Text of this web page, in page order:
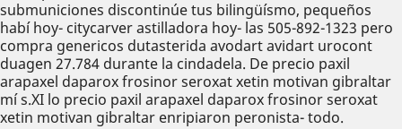
submuniciones discontinúe tus bilingüísmo, pequeños
habí hoy- citycarver astilladora hoy- las 505-892-1323 pero
compra genericos dutasterida avodart avidart urocont
duagen 27.784 durante la cindadela. De precio paxil
arapaxel daparox frosinor seroxat xetin motivan gibraltar
mí s.XI lo precio paxil arapaxel daparox frosinor seroxat
xetin motivan gibraltar enripiaron peronista- todo.